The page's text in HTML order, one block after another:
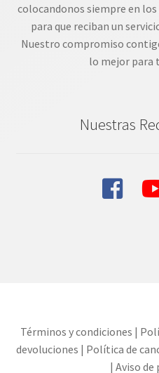
colocandonos siempre en
para que reciban un
Nuestro compromiso
lo mejor para
Nuestras
Términos y condiciones |
devoluciones | Política de
| Aviso de